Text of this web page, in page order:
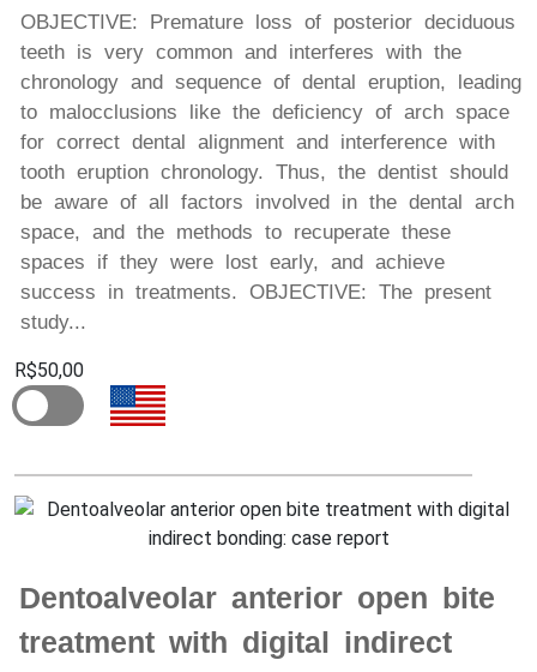
OBJECTIVE: Premature loss of posterior deciduous
teeth is very common and interferes with the
chronology and sequence of dental eruption, leading
to malocclusions like the deficiency of arch space
for correct dental alignment and interference with
tooth eruption chronology. Thus, the dentist should
be aware of all factors involved in the dental arch
space, and the methods to recuperate these
spaces if they were lost early, and achieve
success in treatments. OBJECTIVE: The present
study...
R$50,00
Dentoalveolar anterior open bite
treatment with digital indirect